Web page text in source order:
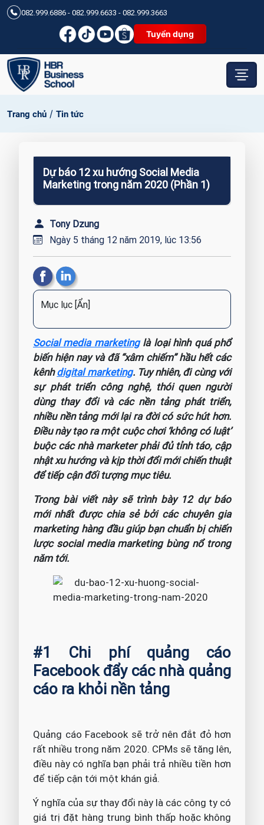
082.999.6886 - 082.999.6633 - 082.999.3663
Tuyển dụng
Trang chủ / Tin tức
Dự báo 12 xu hướng Social Media
Marketing trong năm 2020 (Phần 1)
Tony Dzung
Ngày 5 tháng 12 năm 2019, lúc 13:56
Mục lục [Ẩn]
Social media marketinglà loại hình quá phổ
biến hiện nay và đã “xâm chiếm” hầu hết các
kênhdigital marketing. Tuy nhiên, đi cùng với
sự phát triển công nghệ, thói quen người
dùng thay đổi và các nền tảng phát triển,
nhiều nền tảng mới lại ra đời có sức hút hơn.
Điều này tạo ra một cuộc chơi ‘không có luật’
buộc các nhà marketer phải đủ tỉnh táo, cập
nhật xu hướng và kịp thời đổi mới chiến thuật
để tiếp cận đối tượng mục tiêu.
Trong bài viết này sẽ trình bày 12 dự báo
mới nhất được chia sẻ bởi các chuyên gia
marketing hàng đầu giúp bạn chuẩn bị chiến
lược social media marketing bùng nổ trong
năm tới.
#1 Chi phí quảng cáo
Facebook đẩy các nhà quảng
cáo ra khỏi nền tảng
Quảng cáo Facebook sẽ trở nên đắt đỏ hơn
rất nhiều trong năm 2020. CPMs sẽ tăng lên,
điều này có nghĩa bạn phải trả nhiều tiền hơn
để tiếp cận tới một khán giả.
Ý nghĩa của sự thay đổi này là các công ty có
giá trị đặt hàng trung bình thấp hoặc không